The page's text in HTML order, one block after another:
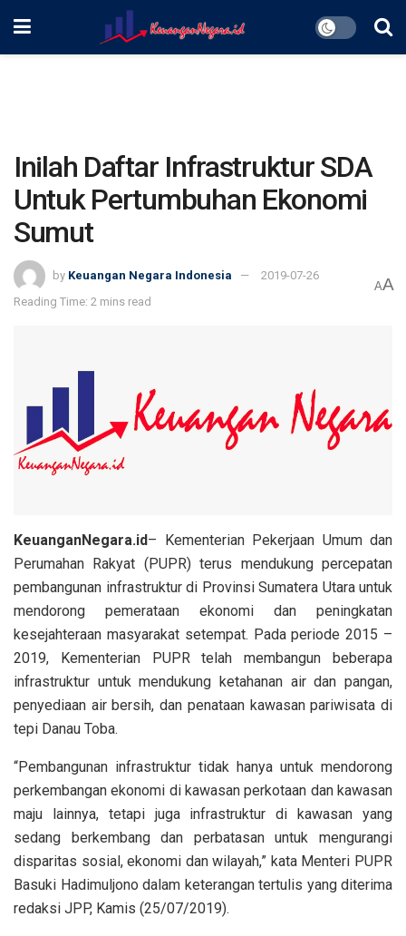
Inilah Daftar Infrastruktur SDA
Untuk Pertumbuhan Ekonomi
Sumut
by Keuangan Negara Indonesia
2019-07-26
Reading Time: 2 mins read
AA
KeuanganNegara.id– Kementerian Pekerjaan Umum dan
Perumahan Rakyat (PUPR) terus mendukung percepatan
pembangunan infrastruktur di Provinsi Sumatera Utara untuk
mendorong pemerataan ekonomi dan peningkatan
kesejahteraan masyarakat setempat. Pada periode 2015 –
2019, Kementerian PUPR telah membangun beberapa
infrastruktur untuk mendukung ketahanan air dan pangan,
penyediaan air bersih, dan penataan kawasan pariwisata di
tepi Danau Toba.
“Pembangunan infrastruktur tidak hanya untuk mendorong
perkembangan ekonomi di kawasan perkotaan dan kawasan
maju lainnya, tetapi juga infrastruktur di kawasan yang
sedang berkembang dan perbatasan untuk mengurangi
disparitas sosial, ekonomi dan wilayah,” kata Menteri PUPR
Basuki Hadimuljono dalam keterangan tertulis yang diterima
redaksi JPP, Kamis (25/07/2019).